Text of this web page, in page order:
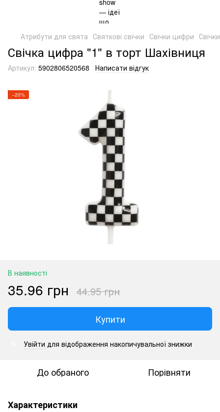
Атрибути для свята Святкові свічки Свічки цифри
Свічка цифра "1" в торт Шахівниця
Артикул: 5902806520568 Написати відгук
−20%
В наявності
35.96 грн 44.95 грн
Купити
Увійти для відображення накопичувальної знижки
До обраного Порівняти
Характеристики